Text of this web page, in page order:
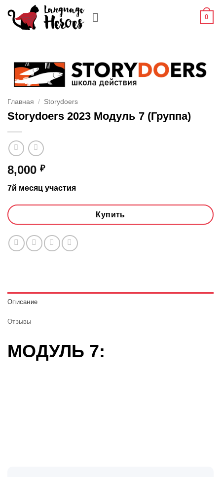
content
0
Главная / Storydoers
Storydoers 2023 Модуль 7 (Группа)
8,000 ₽
7й месяц участия
Купить
Описание
Отзывы
МОДУЛЬ 7: